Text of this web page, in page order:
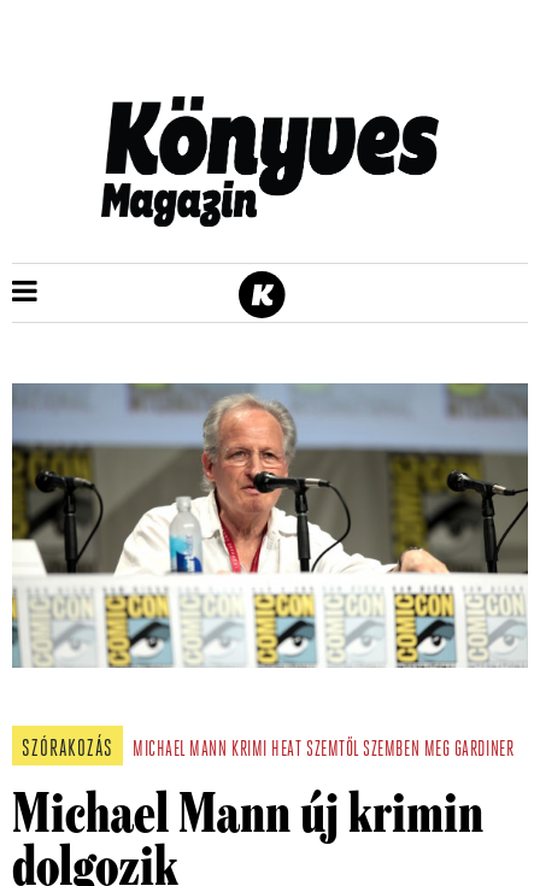
SZÓRAKOZÁS MICHAEL MANN KRIMI HEAT SZEMTŐL SZEMBEN MEG GARDINER
Michael Mann új krimin
dolgozik